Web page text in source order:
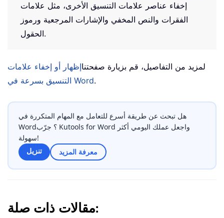
إخفاء عناصر علامات التنسيق الأخرى، مثل علامات
الفقرات والنص المخفي والإشارات المرجعية ورموز
الحقول.
لمزيد من التفاصيل، قم بزيارة صفحتناإظهار أو إخفاء علامات
التنسيق بسرعة في Word.
هل تبحث عن طريقة أسرع للتعامل مع المهام المتكررة في
Word؟ جرّب Kutools for Word واجعل عملك اليومي أكثر
سهولة!
تنزيل
معرفة المزيد
مقالات ذات صلة: